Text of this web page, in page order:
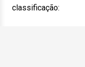
classificação: